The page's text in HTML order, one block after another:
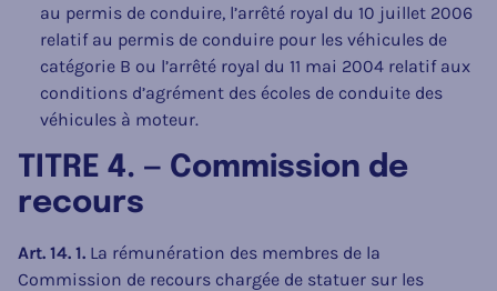
au permis de conduire, l’arrêté royal du 10 juillet 2006
relatif au permis de conduire pour les véhicules de
catégorie B ou l’arrêté royal du 11 mai 2004 relatif aux
conditions d’agrément des écoles de conduite des
véhicules à moteur.
TITRE 4. — Commission de
recours
Art. 14. 1. La rémunération des membres de la
Commission de recours chargée de statuer sur les